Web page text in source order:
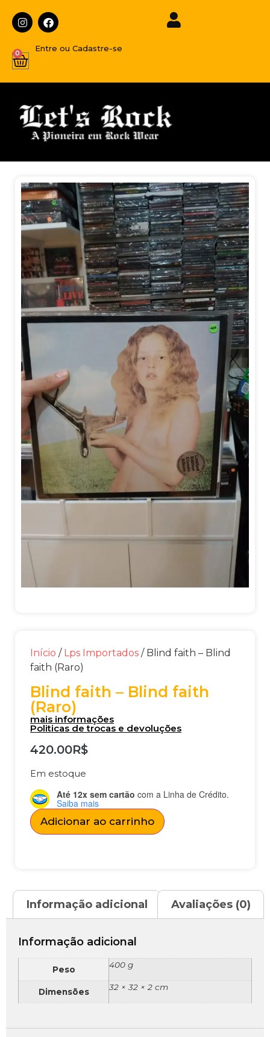
Entre ou Cadastre-se
0
Início / Lps Importados / Blind faith – Blind
faith (Raro)
Blind faith – Blind faith
(Raro)
mais informações
Politicas de trocas e devoluções
420.00R$
Em estoque
Até 12x sem cartão com a Linha de Crédito.
Saiba mais
Adicionar ao carrinho
Informação adicional Avaliações (0)
Informação adicional
Peso 400 g
Dimensões 32 × 32 × 2 cm